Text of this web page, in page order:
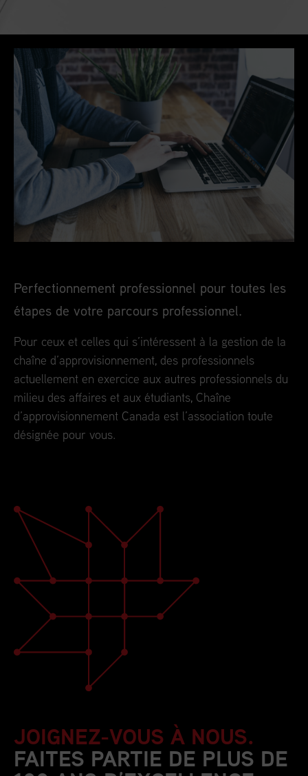
Perfectionnement professionnel pour toutes les
étapes de votre parcours professionnel.
Pour ceux et celles qui s’intéressent à la gestion de la
chaîne d’approvisionnement, des professionnels
actuellement en exercice aux autres professionnels du
milieu des affaires et aux étudiants, Chaîne
d’approvisionnement Canada est l’association toute
désignée pour vous.
JOIGNEZ-VOUS À NOUS.
FAITES PARTIE DE PLUS DE